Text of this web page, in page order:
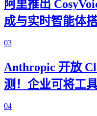
阿里推出
成与实时智能体
03
Anthropic 开放
测！企业可将工
04